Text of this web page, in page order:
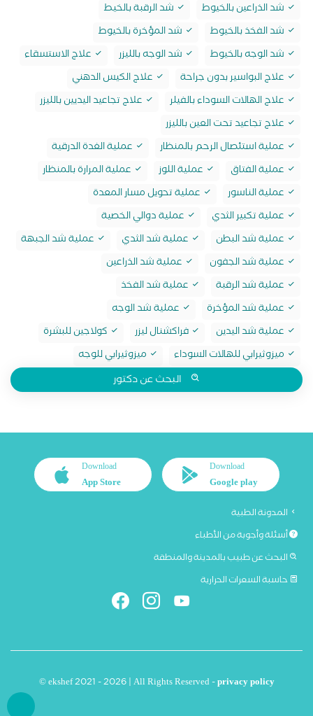
شد الذراعين بالخيوط
شد الرقبة بالخيط
شد الفخذ بالخيوط
شد المؤخرة بالخيوط
شد الوجه بالخيوط
شد الوجه بالليزر
علاج الاستسقاء
علاج البواسير بدون جراحة
علاج الكيس الدهني
علاج الهالات السوداء بالفيلر
علاج تجاعيد اليديين بالليزر
علاج تجاعيد تحت العين بالليزر
عملية استئصال الرحم بالمنظار
عملية الغدة الدرقية
عملية الفتاق
عملية اللوز
عملية المرارة بالمنظار
عملية الناسور
عملية تحويل مسار المعدة
عملية تكبير الثدي
عملية دوالي الخصية
عملية شد البطن
عملية شد الثدي
عملية شد الجبهة
عملية شد الجفون
عملية شد الذراعين
عملية شد الرقبة
عملية شد الفخذ
عملية شد المؤخرة
عملية شد الوجه
عملية شد اليدين
فراكشنال ليزر
كولاجين للبشرة
ميزوثيرابي للهالات السوداء
ميزوثيرابي للوجه
البحث عن دكتور
Download
Google play
Download
App Store
المدونة الطبية
أسئلة وأجوبة من الأطباء
البحث عن طبيب بالمدينة والمنطقة
حاسبة السعرات الحرارية
© ekshef 2021 - 2026 | All Rights Reserved -privacy policy